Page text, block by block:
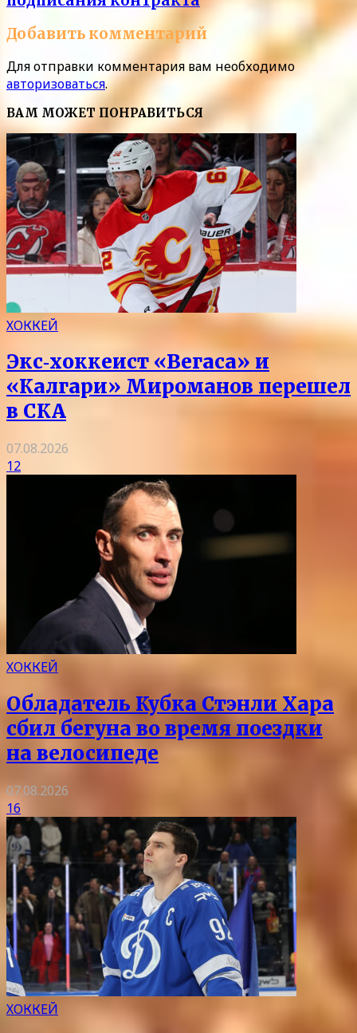
Добавить комментарий
Для отправки комментария вам необходимо
авторизоваться.
ВАМ МОЖЕТ ПОНРАВИТЬСЯ
ХОККЕЙ
Экс‑хоккеист «Вегаса» и
«Калгари» Мироманов перешел
в СКА
07.08.2026
12
ХОККЕЙ
Обладатель Кубка Стэнли Хара
сбил бегуна во время поездки
на велосипеде
07.08.2026
16
ХОККЕЙ